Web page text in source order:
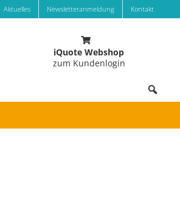
Aktuelles Newsletteranmeldung Kontakt
iQuote Webshop
zum Kundenlogin